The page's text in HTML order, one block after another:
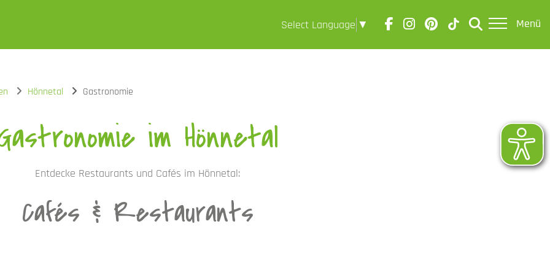
Select Language ▼ Menü
Hönnetal Gastronomie
im Hönnetal
Entdecke Restaurants und Cafés im Hönnetal:
Cafés & Restaurants